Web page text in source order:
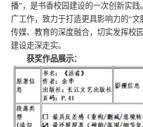
播”，是书香校园建设的一次创新实
广工作，致力于打造更具影响力的“文
传媒、教育的深度融合，切实发挥校
建设走深走实。
获奖作品展示：